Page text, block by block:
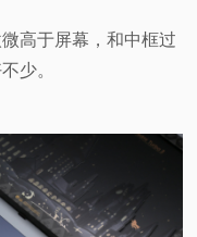
高于屏幕，和中框过
少。